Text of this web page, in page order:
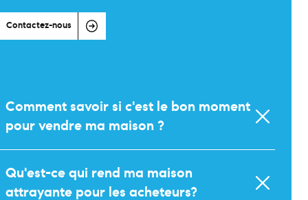
Contactez-nous
Comment savoir si c'est le bon moment
pour vendre ma maison ?
Qu'est-ce qui rend ma maison
attrayante pour les acheteurs?